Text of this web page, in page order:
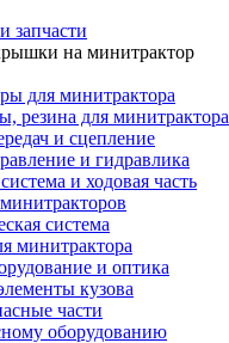
запчасти
на минитрактор
для минитрактора
резина для минитрактора
и сцепление
и гидравлика
и ходовая часть
система
минитрактора
и оптика
кузова
части
оборудованию